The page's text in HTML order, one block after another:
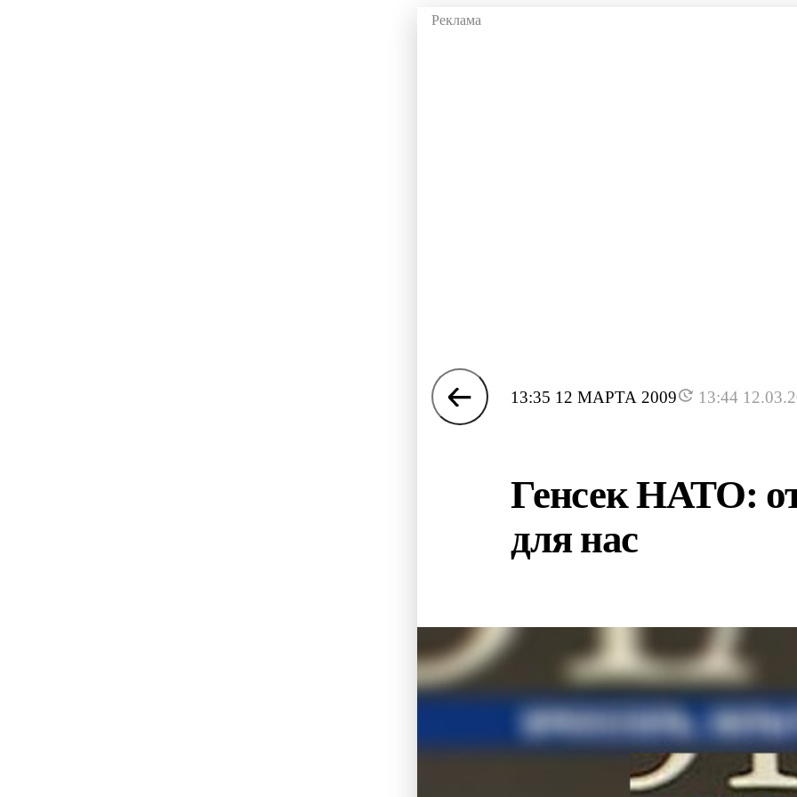
13:35 12 МАРТА 2009 13:44
Генсек НАТО:
для нас